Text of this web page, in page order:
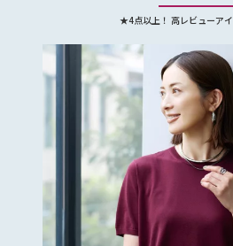
★4点以上！ 高レビューア